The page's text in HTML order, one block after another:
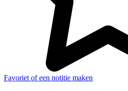
Favoriet of een notitie maken